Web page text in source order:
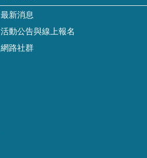
最新消息
活動公告與線上報名
網路社群